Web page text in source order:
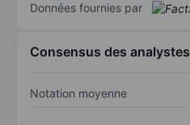
Données fournies par
Consensus des analystes
Notation moyenne